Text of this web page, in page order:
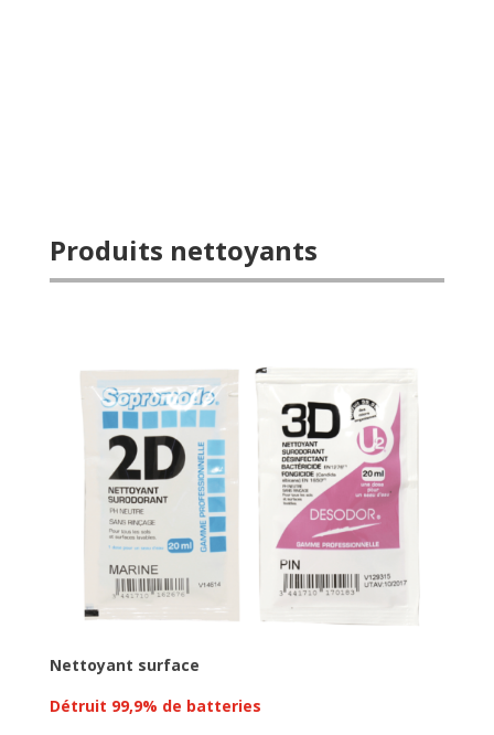
Produits nettoyants
Nettoyant surface
Détruit 99,9% de batteries